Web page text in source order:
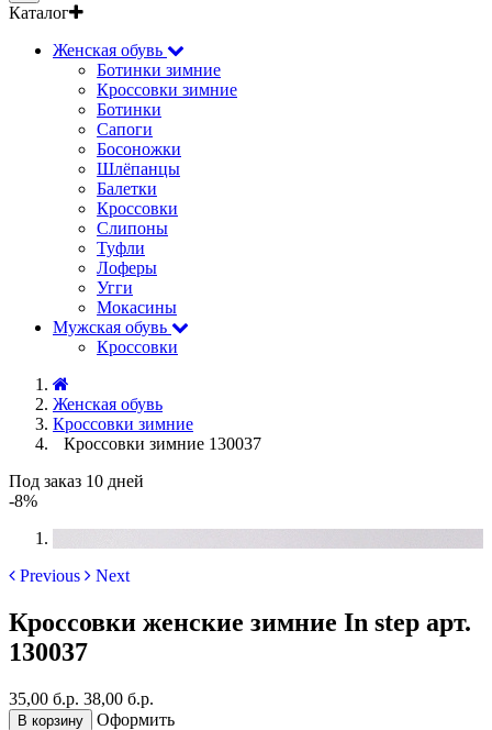
Каталог
Женская обувь
Ботинки зимние
Кроссовки зимние
Ботинки
Сапоги
Босоножки
Шлёпанцы
Балетки
Кроссовки
Слипоны
Туфли
Лоферы
Угги
Мокасины
Мужская обувь
Кроссовки
Женская обувь
Кроссовки зимние
Кроссовки зимние 130037
Под заказ 10 дней
-8%
Previous Next
Кроссовки женские зимние In step арт.
130037
35,00 б.р. 38,00 б.р.
В корзину
Оформить